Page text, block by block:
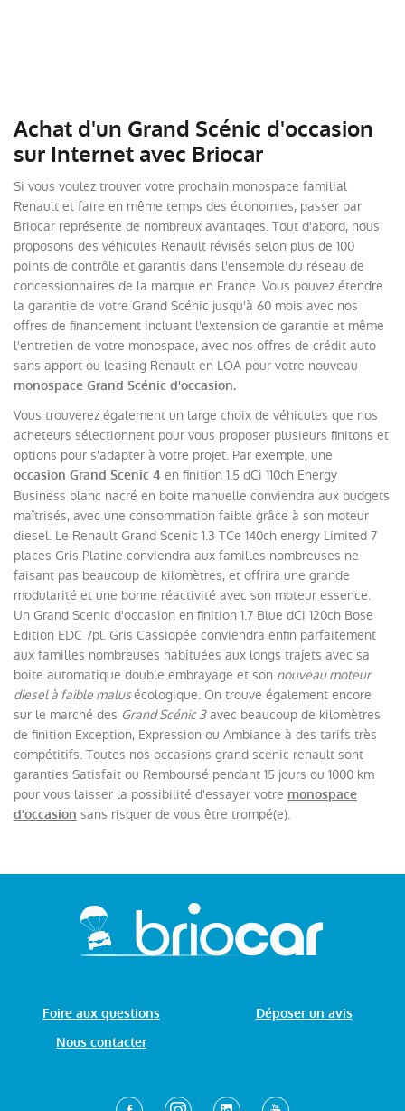
Achat d'un Grand Scénic d'occasion
sur Internet avec Briocar
Si vous voulez trouver votre prochain monospace familial
Renault et faire en même temps des économies, passer par
Briocar représente de nombreux avantages. Tout d'abord, nous
proposons des véhicules Renault révisés selon plus de 100
points de contrôle et garantis dans l'ensemble du réseau de
concessionnaires de la marque en France. Vous pouvez étendre
la garantie de votre Grand Scénic jusqu'à 60 mois avec nos
offres de financement incluant l'extension de garantie et même
l'entretien de votre monospace, avec nos offres de crédit auto
sans apport ou leasing Renault en LOA pour votre nouveau
monospace Grand Scénic d'occasion.
Vous trouverez également un large choix de véhicules que nos
acheteurs sélectionnent pour vous proposer plusieurs finitons et
options pour s'adapter à votre projet. Par exemple, une
occasion Grand Scenic 4 en finition 1.5 dCi 110ch Energy
Business blanc nacré en boite manuelle conviendra aux budgets
maîtrisés, avec une consommation faible grâce à son moteur
diesel. Le Renault Grand Scenic 1.3 TCe 140ch energy Limited 7
places Gris Platine conviendra aux familles nombreuses ne
faisant pas beaucoup de kilomètres, et offrira une grande
modularité et une bonne réactivité avec son moteur essence.
Un Grand Scenic d'occasion en finition 1.7 Blue dCi 120ch Bose
Edition EDC 7pl. Gris Cassiopée conviendra enfin parfaitement
aux familles nombreuses habituées aux longs trajets avec sa
boite automatique double embrayage et son nouveau moteur
diesel à faible malusécologique. On trouve également encore
sur le marché des Grand Scénic 3avec beaucoup de kilomètres
de finition Exception, Expression ou Ambiance à des tarifs très
compétitifs. Toutes nos occasions grand scenic renault sont
garanties Satisfait ou Remboursé pendant 15 jours ou 1000 km
pour vous laisser la possibilité d'essayer votre monospace
d'occasion sans risquer de vous être trompé(e).
Foire aux questions
Nous contacter
Déposer un avis